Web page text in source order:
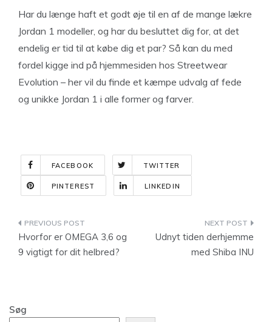
Har du længe haft et godt øje til en af de mange lækre
Jordan 1 modeller, og har du besluttet dig for, at det
endelig er tid til at købe dig et par? Så kan du med
fordel kigge ind på hjemmesiden hos Streetwear
Evolution – her vil du finde et kæmpe udvalg af fede
og unikke Jordan 1 i alle former og farver.
FACEBOOK TWITTER
PINTEREST LINKEDIN
Indlægsnavigation
Hvorfor er OMEGA 3,6 og
9 vigtigt for dit helbred?
Udnyt tiden derhjemme
med Shiba INU
Søg